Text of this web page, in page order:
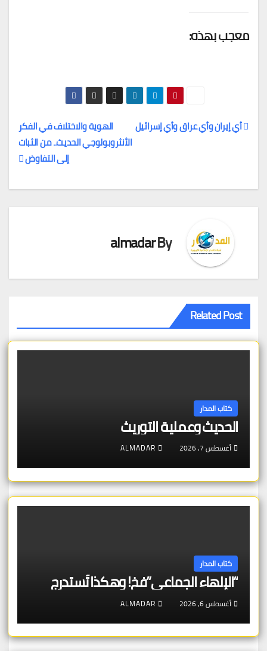
معجب بهذه:
الهوية والاختلاف في الفكر
الأنثروبولوجي الحديث.. من الثبات
إلى التفاوض
أي إيران وأي عراق وأي إسرائيل
By
almadar
Related Post
كتاب المدار
الحديث وعملية التوريث
أغسطس 7, 2026 ALMADAR
كتاب المدار
“الإلهاء الجماعي”فخ! وهكذا تُستدرج
أغسطس 6, 2026 ALMADAR